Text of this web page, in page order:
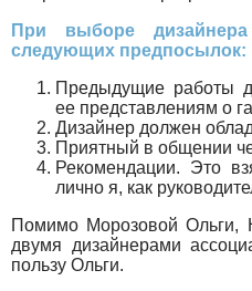
При выборе
следующих предпосылок:
Предыдущие работы
ее представлениям о
Дизайнер должен
Приятный в общении
Рекомендации. Это
лично я, как
Помимо Морозовой Ольги,
двумя дизайнерами
пользу Ольги.